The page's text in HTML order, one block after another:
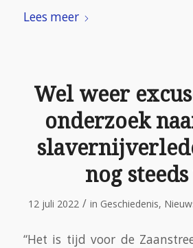
Lees meer
Wel weer
onderzoek
nog
12 juli 2022 / in Geschiedenis,
“Het is tijd voor de